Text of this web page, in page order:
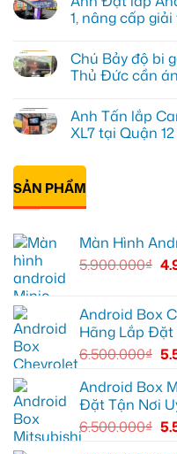
màn
hình
cho
Honda
CR-
Quận
12
luận
ở
lắp
Màn
hình
Minio
Green
cho
Quận
9
vì
thiếu
ích
1, nâng cấp
bình
luận
ở
lắp
Android
box
Quận
1,
nâng
Chú Bảy độ bi
Thủ Đức cần
bình
luận
ở
bi
gầm
ô
Ford
tại
ánh
sáng
tốt
hơn
Anh Tấn lắp
XL7 tại Quận
có
luận
ở
Anh
Camera
trình
XL7
tại
Quận
để
ghi
mọi
cung
đường
SẢN PHẨM
Màn Hình
5.900.000₫
Android Box
Hãng Lắp Đặt
6.500.000₫
Android Box
Đặt Tận Nơi
6.500.000₫